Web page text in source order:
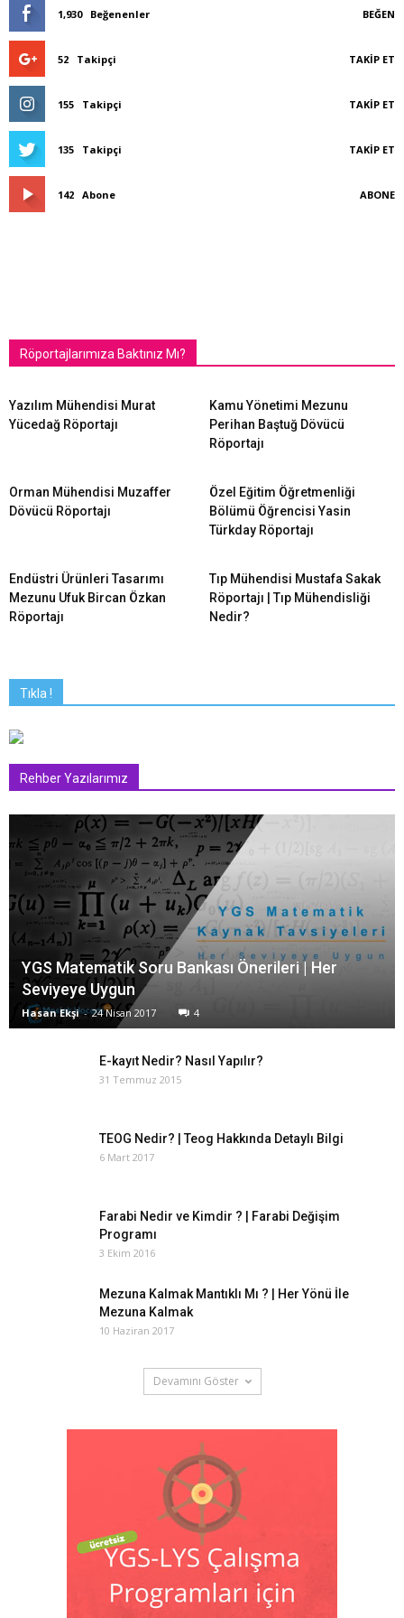
1,930 Beğenenler BEĞEN
52 Takipçi TAKIP ET
155 Takipçi TAKIP ET
135 Takipçi TAKIP ET
142 Abone ABONE
Röportajlarımıza Baktınız Mı?
Yazılım Mühendisi Murat
Yücedağ Röportajı
Kamu Yönetimi Mezunu
Perihan Baştuğ Dövücü
Röportajı
Orman Mühendisi Muzaffer
Dövücü Röportajı
Özel Eğitim Öğretmenliği
Bölümü Öğrencisi Yasin
Türkday Röportajı
Endüstri Ürünleri Tasarımı
Mezunu Ufuk Bircan Özkan
Röportajı
Tıp Mühendisi Mustafa Sakak
Röportajı | Tıp Mühendisliği
Nedir?
Tıkla !
Rehber Yazılarımız
YGS Matematik Soru Bankası Önerileri | Her
Seviyeye Uygun
Hasan Ekşi - 24 Nisan 2017 4
E-kayıt Nedir? Nasıl Yapılır?
31 Temmuz 2015
TEOG Nedir? | Teog Hakkında Detaylı Bilgi
6 Mart 2017
Farabi Nedir ve Kimdir ? | Farabi Değişim
Programı
3 Ekim 2016
Mezuna Kalmak Mantıklı Mı ? | Her Yönü İle
Mezuna Kalmak
10 Haziran 2017
Devamını Göster